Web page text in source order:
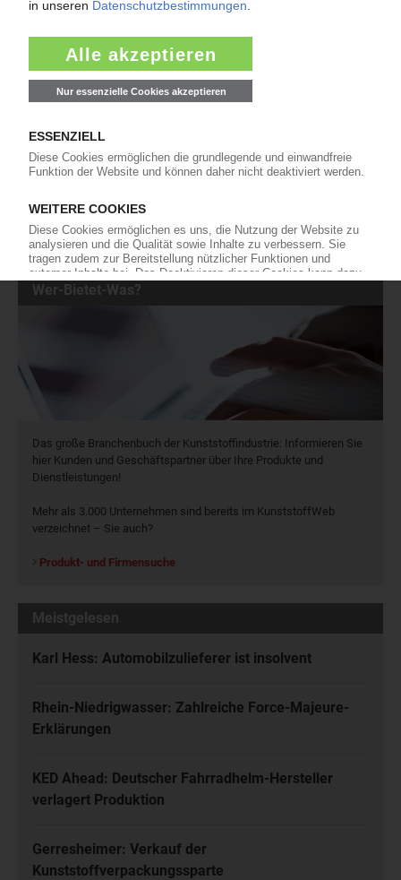
Engel: Vollelektrische Standardmaschine
global verfügbar
Der Maschinenbauer startet den globalen
Rollout der vollelektrischen Spritzgießmaschinen
stellt das Unternehmen ein überarbeitetes und verschlanktes
Portfolio seiner Zwei-Platten-Spritzgießmaschinen, bestehend aus
« Zurück Weiter »
Wer-Bietet-Was?
Das große Branchenbuch der Kunststoffindustrie: Informieren Sie
hier Kunden und Geschäftspartner über Ihre Produkte und
Dienstleistungen!
Mehr als 3.000 Unternehmen sind bereits im KunststoffWeb
verzeichnet – Sie auch?
Produkt- und Firmensuche
Meistgelesen
Karl Hess: Automobilzulieferer ist insolvent
Rhein-Niedrigwasser: Zahlreiche Force-Majeure-
Erklärungen
KED Ahead: Deutscher Fahrradhelm-Hersteller
verlagert Produktion
Gerresheimer: Verkauf der
Kunststoffverpackungssparte